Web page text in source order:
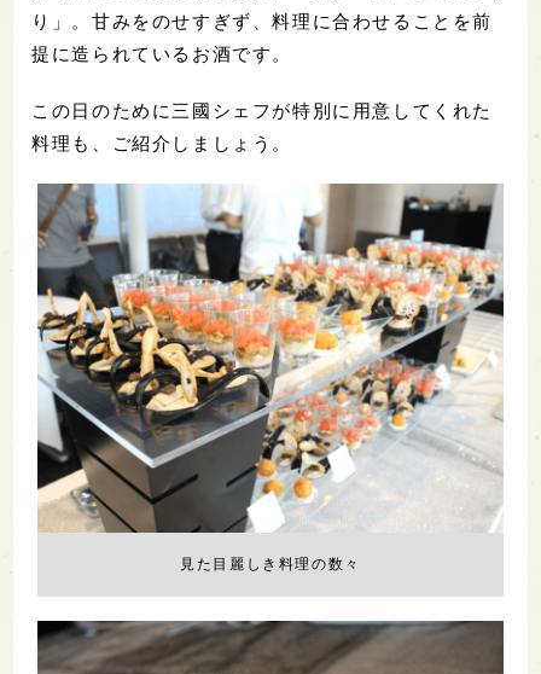
り」。甘みをのせすぎず、料理に合わせることを前
提に造られているお酒です。
この日のために三國シェフが特別に用意してくれた
料理も、ご紹介しましょう。
見た目麗しき料理の数々